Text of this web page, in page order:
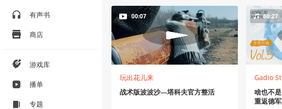
有声书
商店
游戏库
播单
专题
00:07
玩出花儿来
战术版波波沙—塔科夫官方整活
60:27
Gadio
啥也不
重返德